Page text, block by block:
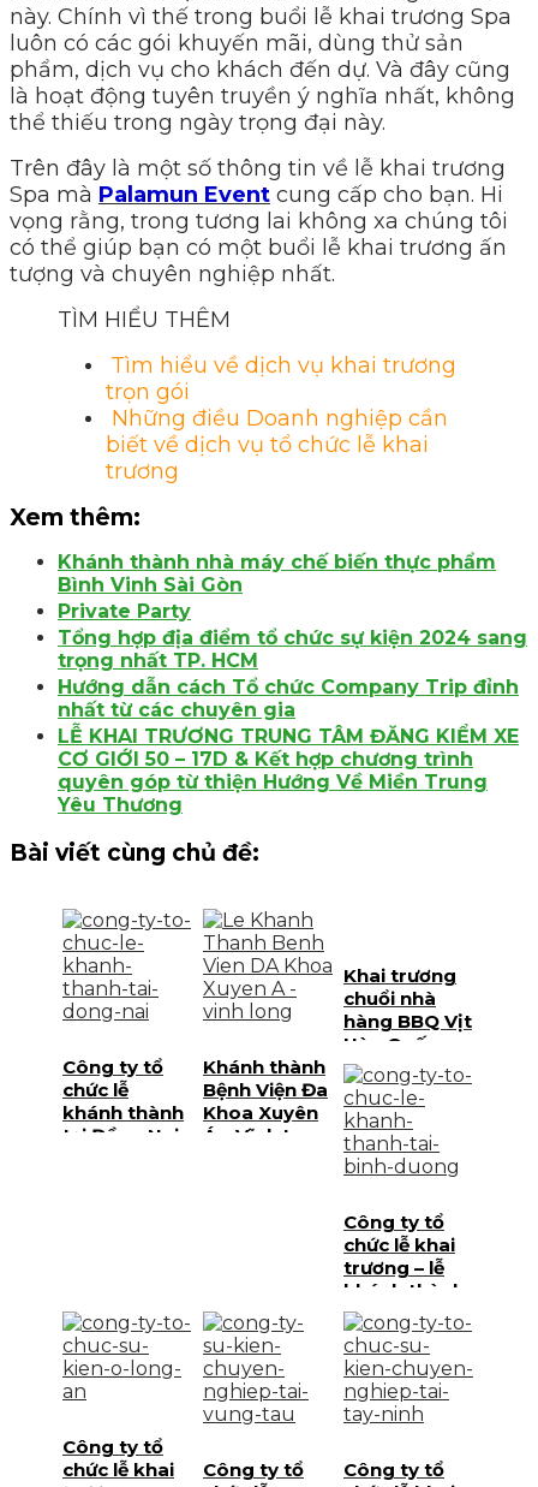
này. Chính vì thế trong buổi lễ khai trương Spa
luôn có các gói khuyến mãi, dùng thử sản
phẩm, dịch vụ cho khách đến dự. Và đây cũng
là hoạt động tuyên truyền ý nghĩa nhất, không
thể thiếu trong ngày trọng đại này.
Trên đây là một số thông tin về lễ khai trương
Spa mà Palamun Event cung cấp cho bạn. Hi
vọng rằng, trong tương lai không xa chúng tôi
có thể giúp bạn có một buổi lễ khai trương ấn
tượng và chuyên nghiệp nhất.
TÌM HIỂU THÊM
Tìm hiểu về dịch vụ khai trương
trọn gói
Những điều Doanh nghiệp cần
biết về dịch vụ tổ chức lễ khai
trương
Xem thêm:
Khánh thành nhà máy chế biến thực phẩm
Bình Vinh Sài Gòn
Private Party
Tổng hợp địa điểm tổ chức sự kiện 2024 sang
trọng nhất TP. HCM
Hướng dẫn cách Tổ chức Company Trip đỉnh
nhất từ các chuyên gia
LỄ KHAI TRƯƠNG TRUNG TÂM ĐĂNG KIỂM XE
CƠ GIỚI 50 – 17D & Kết hợp chương trình
quyên góp từ thiện Hướng Về Miền Trung
Yêu Thương
Bài viết cùng chủ đề:
Công ty tổ
chức lễ
khánh thành
tại Đồng Nai
Khánh thành
Bệnh Viện Đa
Khoa Xuyên
Á – Vĩnh Long
Khai trương
chuổi nhà
hàng BBQ Vịt
Hàn Quốc
Công ty tổ
chức lễ khai
trương – lễ
khánh thành
tại Bình
Dương
Công ty tổ
chức lễ khai
Công ty tổ
Công ty tổ